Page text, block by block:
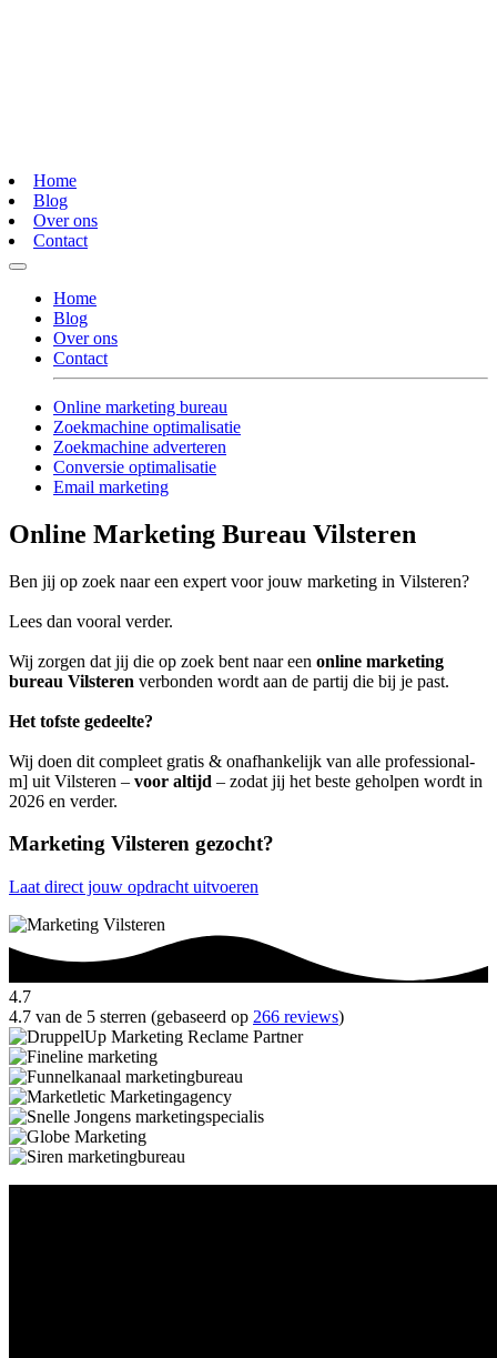
Home
Blog
Over ons
Contact
Home
Blog
Over ons
Contact
Online marketing bureau
Zoekmachine optimalisatie
Zoekmachine adverteren
Conversie optimalisatie
Email marketing
Online Marketing Bureau Vilsteren
Ben jij op zoek naar een expert voor jouw marketing in Vilsteren?
Lees dan vooral verder.
Wij zorgen dat jij die op zoek bent naar een online marketing
bureau Vilsteren verbonden wordt aan de partij die bij je past.
Het tofste gedeelte?
Wij doen dit compleet gratis & onafhankelijk van alle professional-
m] uit Vilsteren – voor altijd – zodat jij het beste geholpen wordt in
2026 en verder.
Marketing Vilsteren gezocht?
Laat direct jouw opdracht uitvoeren
4.7
4.7 van de 5 sterren (gebaseerd op 266 reviews)